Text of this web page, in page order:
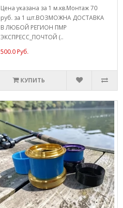
Цена указана за 1 м.кв.Монтаж 70
руб. за 1 шт.ВОЗМОЖНА ДОСТАВКА
В ЛЮБОЙ РЕГИОН ПМР
ЭКСПРЕСС_ПОЧТОЙ (..
500.0 Руб.
КУПИТЬ